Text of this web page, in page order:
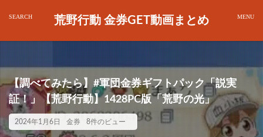
荒野行動 金券GET動画まとめ
【調べてみたら】#軍団金券ギフトパック「説実
証！」【荒野行動】1428PC版「荒野の光」
2024年1月6日 金券 8件のビュー